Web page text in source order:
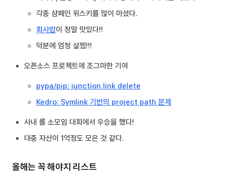
각종 샴페인 위스키를 많이 마셨다.
회사밥이 정말 맛있다!!
덕분에 엄청 살찜!!!
오픈소스 프로젝트에 조그마한 기여
pypa/pip: junction link delete
Kedro: Symlink 기반의 project path 문제
사내 롤 소모임 대회에서 우승을 했다!
대충 자산이 1억정도 모은 것 같다.
올해는 꼭 해야지 리스트